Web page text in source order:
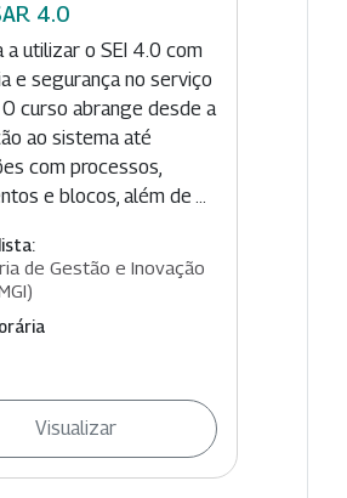
4.0
a utilizar o SEI 4.0 com
e segurança no serviço
curso abrange desde a
ao sistema até
com processos,
e blocos, além de ...
de Gestão e Inovação
Visualizar